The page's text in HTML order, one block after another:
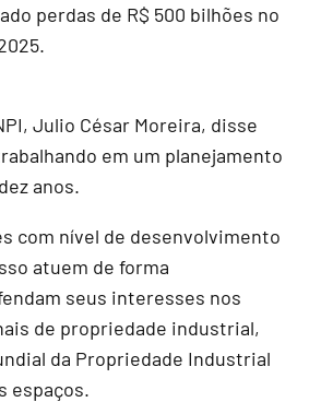
perdas de R$ 500 bilhões no
Julio César Moreira, disse
em um planejamento
anos.
com nível de desenvolvimento
atuem de forma
seus interesses nos
de propriedade industrial,
da Propriedade Industrial
espaços.